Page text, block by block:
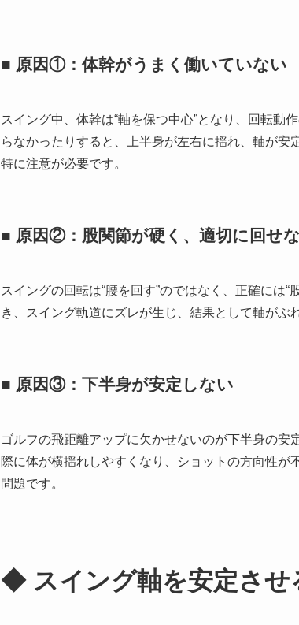
■ 原因①：体幹がうまく働いていない
スイング中、体幹は“軸を保つ中心”となり、回転
らなかったりすると、上半身が左右に揺れ、軸が
特に注意が必要です。
■ 原因②：股関節が硬く、適切に回せ
スイングの回転は“腰を回す”のではなく、正確には
き、スイング軌道にズレが生じ、結果として軸がぶ
■ 原因③：下半身が安定しない
ゴルフの飛距離アップに欠かせないのが下半身の
際に体が横揺れしやすくなり、ショットの方向性
問題です。
◆ スイング軸を安定させ